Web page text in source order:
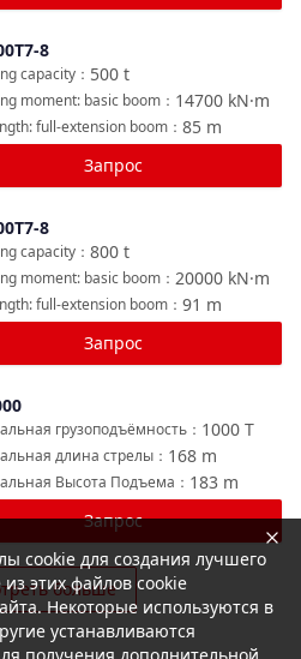
8
500 t
capacity ：
14700 kN·m
moment: basic boom ：
85 m
full-extension boom ：
Запрос
8
800 t
capacity ：
20000 kN·m
moment: basic boom ：
91 m
full-extension boom ：
Запрос
1000 T
грузоподъёмность ：
168 m
длина стрелы ：
183 m
Высота Подъема ：
Запрос
больше
cookie для создания лучшего
этих файлов cookie
Некоторые используются в
устанавливаются